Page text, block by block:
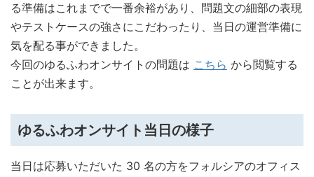
る準備はこれまでで一番余裕があり、問題文の細部の表現
やテストケースの強さにこだわったり、当日の運営準備に
気を配る事ができました。
今回のゆるふわオンサイトの問題は こちら から閲覧する
ことが出来ます。
ゆるふわオンサイト当日の様子
当日は応募いただいた 30 名の方をフォルシアのオフィス